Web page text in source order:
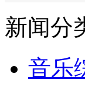
新闻分
音乐